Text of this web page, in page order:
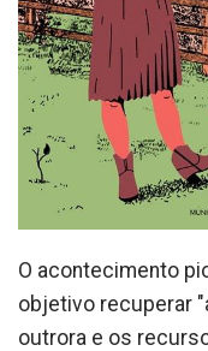
O acontecimento
objetivo recuperar
outrora e os